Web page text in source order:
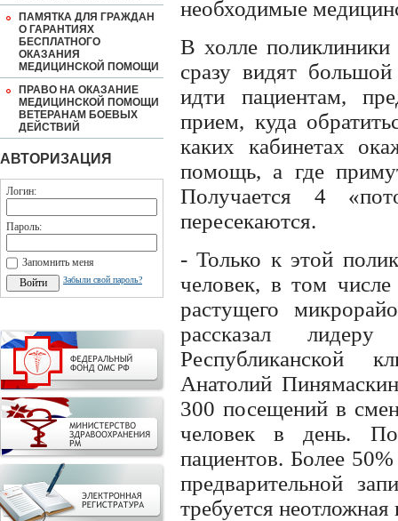
ПАМЯТКА ДЛЯ ГРАЖДАН
О ГАРАНТИЯХ
БЕСПЛАТНОГО
ОКАЗАНИЯ
МЕДИЦИНСКОЙ ПОМОЩИ
ПРАВО НА ОКАЗАНИЕ
МЕДИЦИНСКОЙ ПОМОЩИ
ВЕТЕРАНАМ БОЕВЫХ
ДЕЙСТВИЙ
АВТОРИЗАЦИЯ
Логин:
Пароль:
Запомнить меня
Забыли свой пароль?
необходимые
В холле поликлиники
сразу видят
идти пациентам,
прием, куда
каких кабинетах
помощь, а где
Получается 4
пересекаются.
- Только к этой
человек, в том
растущего
рассказал
Анатолий
300 посещений в
человек в день.
пациентов. Более
предварительной
требуется